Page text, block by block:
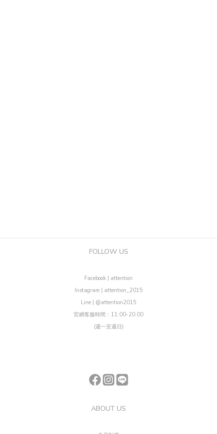
FOLLOW US
Facebook | attention
Instagram | attention_2015
Line | @attention2015
官網客服時間：11:00-20:00
(週一至週日)
ABOUT US